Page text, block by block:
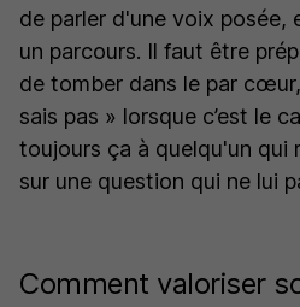
de parler d'une voix posée,
un parcours. Il faut être
de tomber dans le par
sais pas » lorsque c’est le
toujours ça à quelqu'un qui
sur une question qui ne lui
Comment valoriser